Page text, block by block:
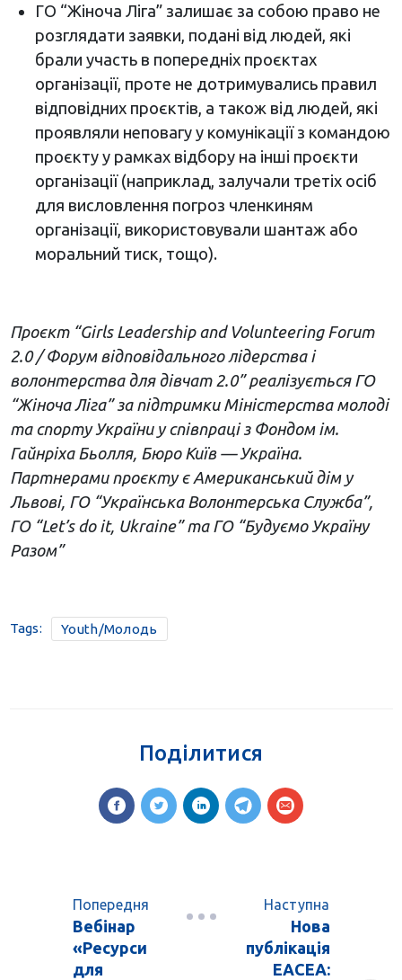
ГО “Жіноча Ліга” залишає за собою право не
розглядати заявки, подані від людей, які
брали участь в попередніх проєктах
організації, проте не дотримувались правил
відповідних проєктів, а також від людей, які
проявляли неповагу у комунікації з командою
проєкту у рамках відбору на інші проєкти
організації (наприклад, залучали третіх осіб
для висловлення погроз членкиням
організації, використовували шантаж або
моральний тиск, тощо).
Проєкт “Girls Leadership and Volunteering Forum
2.0 / Форум відповідального лідерства і
волонтерства для дівчат 2.0” реалізується ГО
“Жіноча Ліга” за підтримки Міністерства молоді
та спорту України у співпраці з Фондом ім.
Гайнріха Бьолля, Бюро Київ — Україна.
Партнерами проєкту є Американський дім у
Львові, ГО “Українська Волонтерська Служба”,
ГО “Let’s do it, Ukraine” та ГО “Будуємо Україну
Разом”
Tags: Youth/Молодь
Поділитися
Попередня
Вебінар
«Ресурси
для
Наступна
Нова
публікація
EACEA: